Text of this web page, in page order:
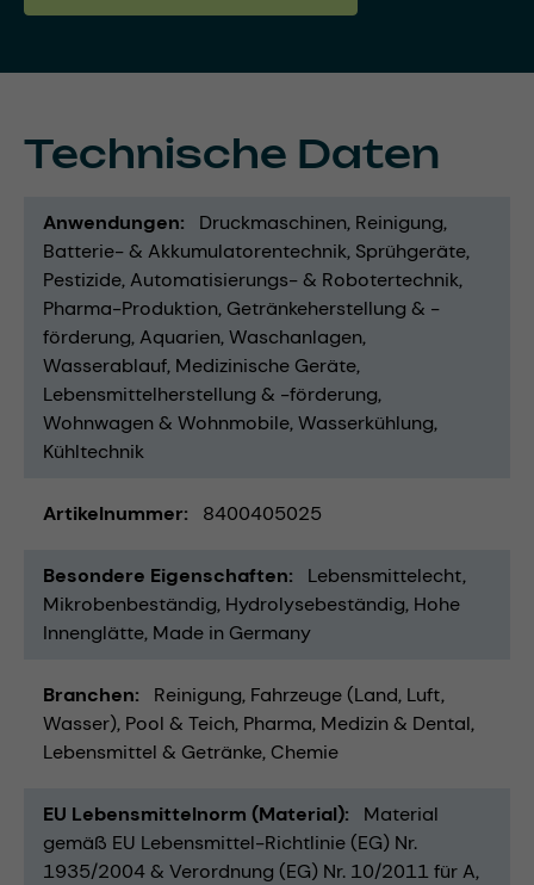
Technische Daten
Anwendungen Druckmaschinen Reinigung
Batterie- & Akkumulatorentechnik Sprühgeräte
Pestizide Automatisierungs- & Robotertechnik
Pharma-Produktion Getränkeherstellung & -
förderung Aquarien Waschanlagen
Wasserablauf Medizinische Geräte
Lebensmittelherstellung & -förderung
Wohnwagen & Wohnmobile Wasserkühlung
Kühltechnik
Artikelnummer 8400405025
Besondere Eigenschaften
Lebensmittelecht
Mikrobenbeständig Hydrolysebeständig Hohe
Innenglätte Made in Germany
Branchen Reinigung Fahrzeuge (Land, Luft,
Wasser) Pool & Teich Pharma Medizin & Dental
Lebensmittel & Getränke Chemie
EU Lebensmittelnorm (Material)
Material
gemäß EU Lebensmittel-Richtlinie (EG) Nr.
1935/2004 & Verordnung (EG) Nr. 10/2011 für A,